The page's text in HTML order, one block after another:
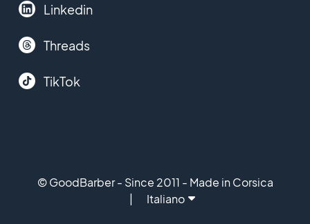
Linkedin
Threads
TikTok
© GoodBarber - Since 2011 - Made in Corsica
Italiano